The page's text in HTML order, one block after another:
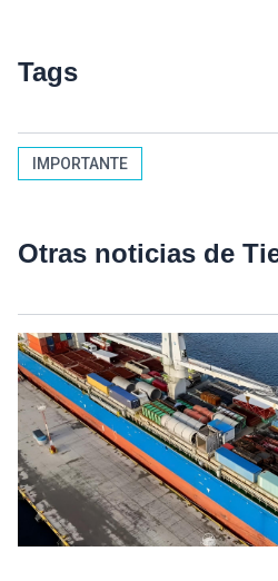
Tags
IMPORTANTE
Otras noticias de